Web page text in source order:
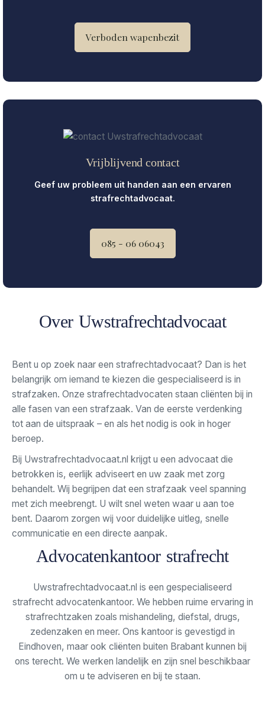
Verboden wapenbezit
Vrijblijvend contact
Geef uw probleem uit handen aan een ervaren
strafrechtadvocaat.
085 - 06 06043
Over Uwstrafrechtadvocaat
Bent u op zoek naar een strafrechtadvocaat? Dan is het
belangrijk om iemand te kiezen die gespecialiseerd is in
strafzaken. Onze strafrechtadvocaten staan cliënten bij in
alle fasen van een strafzaak. Van de eerste verdenking
tot aan de uitspraak – en als het nodig is ook in hoger
beroep.
Bij Uwstrafrechtadvocaat.nl krijgt u een advocaat die
betrokken is, eerlijk adviseert en uw zaak met zorg
behandelt. Wij begrijpen dat een strafzaak veel spanning
met zich meebrengt. U wilt snel weten waar u aan toe
bent. Daarom zorgen wij voor duidelijke uitleg, snelle
communicatie en een directe aanpak.
Advocatenkantoor strafrecht
Uwstrafrechtadvocaat.nl is een gespecialiseerd
strafrecht advocatenkantoor. We hebben ruime ervaring in
strafrechtzaken zoals mishandeling, diefstal, drugs,
zedenzaken en meer. Ons kantoor is gevestigd in
Eindhoven, maar ook cliënten buiten Brabant kunnen bij
ons terecht. We werken landelijk en zijn snel beschikbaar
om u te adviseren en bij te staan.